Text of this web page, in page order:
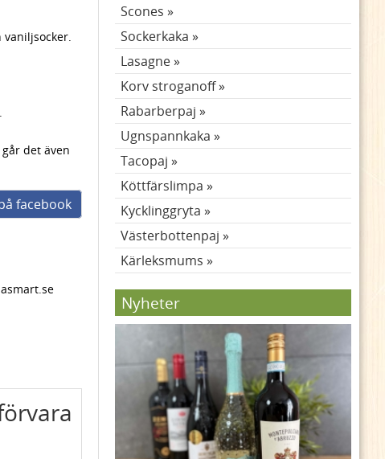
vaniljsocker.
det även
facebook
Scones
Sockerkaka
Lasagne
Korv stroganoff
Rabarberpaj
Ugnspannkaka
Tacopaj
Köttfärslimpa
Kycklinggryta
Västerbottenpaj
Kärleksmums
Nyheter